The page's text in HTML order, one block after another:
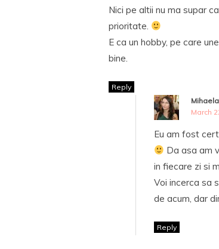
Nici pe altii nu ma supar
prioritate.
E ca un hobby, pe care
bine.
Reply
Mihaela
March
Eu am fost
Da asa am
in fiecare zi si
Voi incerca sa
de acum, dar
Reply